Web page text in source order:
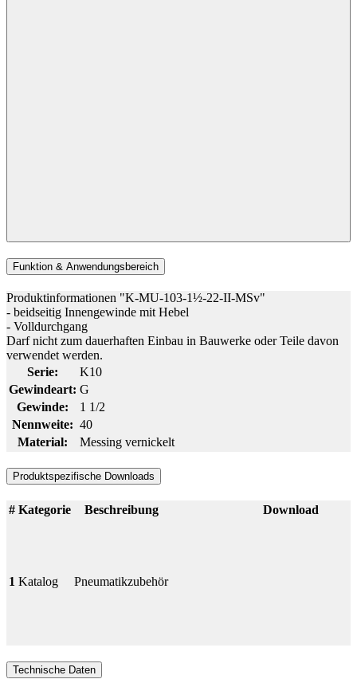
Funktion & Anwendungsbereich
Produktinformationen "K-MU-103-1½-22-II-MSv"
- beidseitig Innengewinde mit Hebel
- Volldurchgang
Darf nicht zum dauerhaften Einbau in Bauwerke oder Teile davon
verwendet werden.
Serie:
K10
Gewindeart: G
Gewinde:
1 1/2
Nennweite: 40
Material:
Messing vernickelt
Produktspezifische Downloads
# Kategorie Beschreibung Download
1 Katalog Pneumatikzubehör
Technische Daten